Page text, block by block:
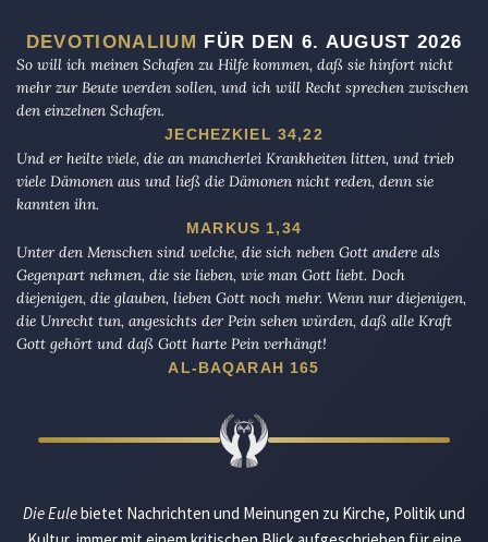
DEVOTIONALIUM FÜR DEN 6. AUGUST 2026
So will ich meinen Schafen zu Hilfe kommen, daß sie hinfort nicht
mehr zur Beute werden sollen, und ich will Recht sprechen zwischen
den einzelnen Schafen.
JECHEZKIEL 34,22
Und er heilte viele, die an mancherlei Krankheiten litten, und trieb
viele Dämonen aus und ließ die Dämonen nicht reden, denn sie
kannten ihn.
MARKUS 1,34
Unter den Menschen sind welche, die sich neben Gott andere als
Gegenpart nehmen, die sie lieben, wie man Gott liebt. Doch
diejenigen, die glauben, lieben Gott noch mehr. Wenn nur diejenigen,
die Unrecht tun, angesichts der Pein sehen würden, daß alle Kraft
Gott gehört und daß Gott harte Pein verhängt!
AL-BAQARAH 165
Die Eulebietet Nachrichten und Meinungen zu Kirche, Politik und